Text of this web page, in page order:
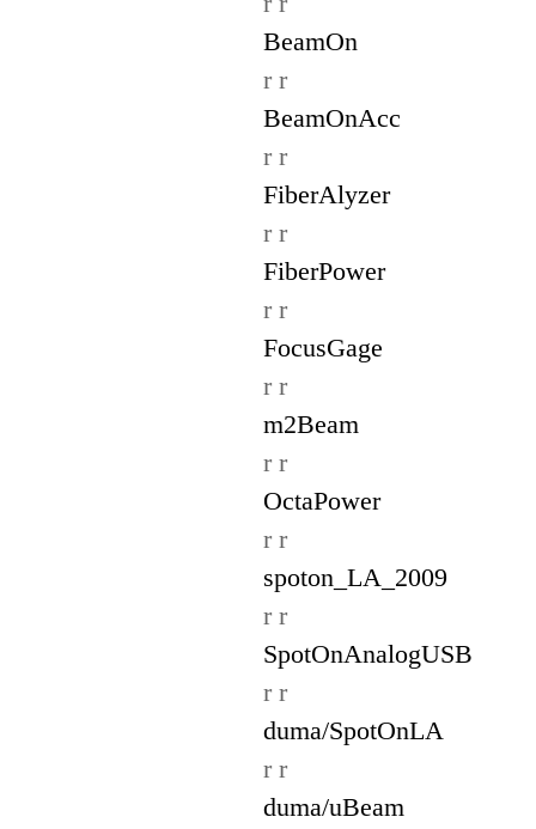
BeamOn
r r
BeamOnAcc
r r
FiberAlyzer
r r
FiberPower
r r
FocusGage
r r
m2Beam
r r
OctaPower
r r
spoton_LA_2009
r r
SpotOnAnalogUSB
r r
duma/SpotOnLA
r r
duma/uBeam